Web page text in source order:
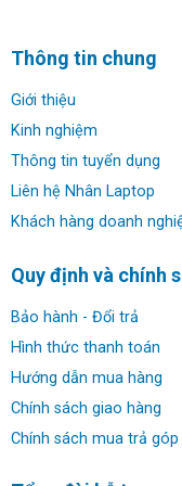
phiên bản hoàn toàn
Laptop Gaming bán
cấp với mức giá từ 30
Thông tin chung
Giới thiệu
Kinh nghiệm
Thông tin tuyển dụng
Liên hệ Nhân Laptop
Khách hàng doanh
Quy định và chính
Bảo hành - Đổi trả
Hình thức thanh toán
Hướng dẫn mua hàng
Chính sách giao hàng
Chính sách mua trả góp